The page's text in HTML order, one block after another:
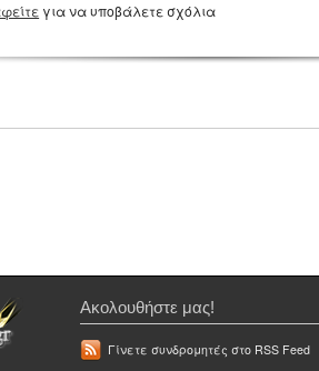
για να υποβάλετε σχόλια
Ακολουθήστε μας!
Γίνετε συνδρομητές στο RSS Feed